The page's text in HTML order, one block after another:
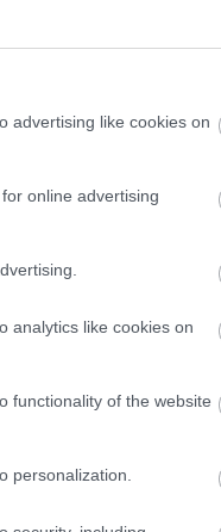
advertising like cookies on
online advertising
analytics like cookies on
functionality of the website
personalization.
Nem marad
gyorsan
vásárlás során
tpnv_="u"+